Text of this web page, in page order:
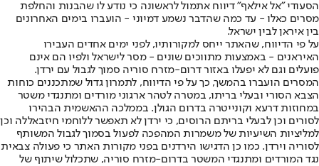
הסעודי "אל אילאף" דיווח אתמול לראשונה כי נודע לו שהבנות והחלפת
מסרים כאלו - עד כמה שהדבר נשמע דמיוני - הועברו בימים האחרונים
בין איראן לבין ישראל.
על פי הדיווח, שהאתר ייחס למקורותיו, לפני ימים אחדים העבירו
האיראנים - באמצעות מתווכים שונים - מסר לישראל ולפיו הם אינם
פועלים וגם לא יפעלו באזור דרום-מזרח סוריה סמוך לגבול עם ירדן.
המסרים הועברו בהמשך, כך על פי הדיווח, לתמרון גדול שמתכננים כוחות
הצבא הסורי ובעלי בריתו, במטרה לטהר ארגוני מורדים ומתנגדי משטר
במחוזות דרעא וקונייטרה בדרום הגולן. בממלכה ההאשמית הבהירו
לסורים וכן לבעלי בריתם הרוסים, כי ירדן לא תאפשר ללוחמי חיזבאללה וכן
למליציות השיעיות של משמרות המהפכה לפעול בסמוך לגבול המשותף
לסוריה וירדן. כמו כן הדגישו הירדנים בפני מקורות האתר כי פעולה צבאית
נגד המורדים ומתנגדי המשטר בדרום-מזרח סוריה, שתכלול שיתוף של